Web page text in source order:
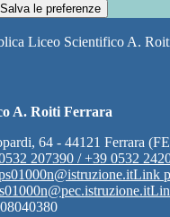
Salva le preferenze
Liceo Scientifico A.
A. Roiti Ferrara
64 - 44121 Ferrara
207390 / +39 0532
Link